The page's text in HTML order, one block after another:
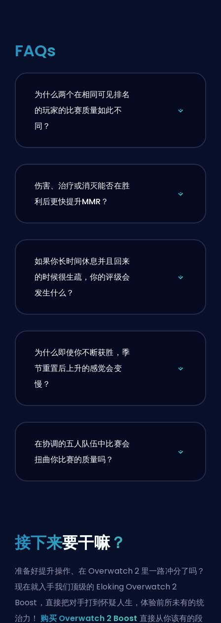
FAQs
为什么两个在相同可见排名
的玩家的比赛质量如此不
同？
伤害、治疗或消灭能否在胜
利后更快提升MMR？
如果你长时间休息并且回来
的时候很生疏，你的评级会
发生什么？
为什么即使你不断获胜，季
节重置后上升的感觉会变
慢？
在协调的五人队伍中比赛会
扭曲你比赛的质量吗？
接下来要干嘛？
准备好提升操作、在 Overwatch 2 里一路冲分了吗？
现在就入手我们顶级的 Eloking Overwatch 2
Boost，直接把对手打到怀疑人生，体验前所未有的统
治力！购买 Overwatch 2 Boost 直接从你该有的段